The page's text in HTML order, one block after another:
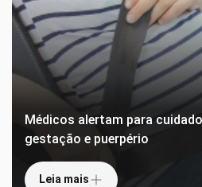
Médicos alertam para
gestação e puerpério
Leia mais